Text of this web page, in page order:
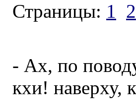
Страницы: 1 2
- Ах, по
кхи! наверху,